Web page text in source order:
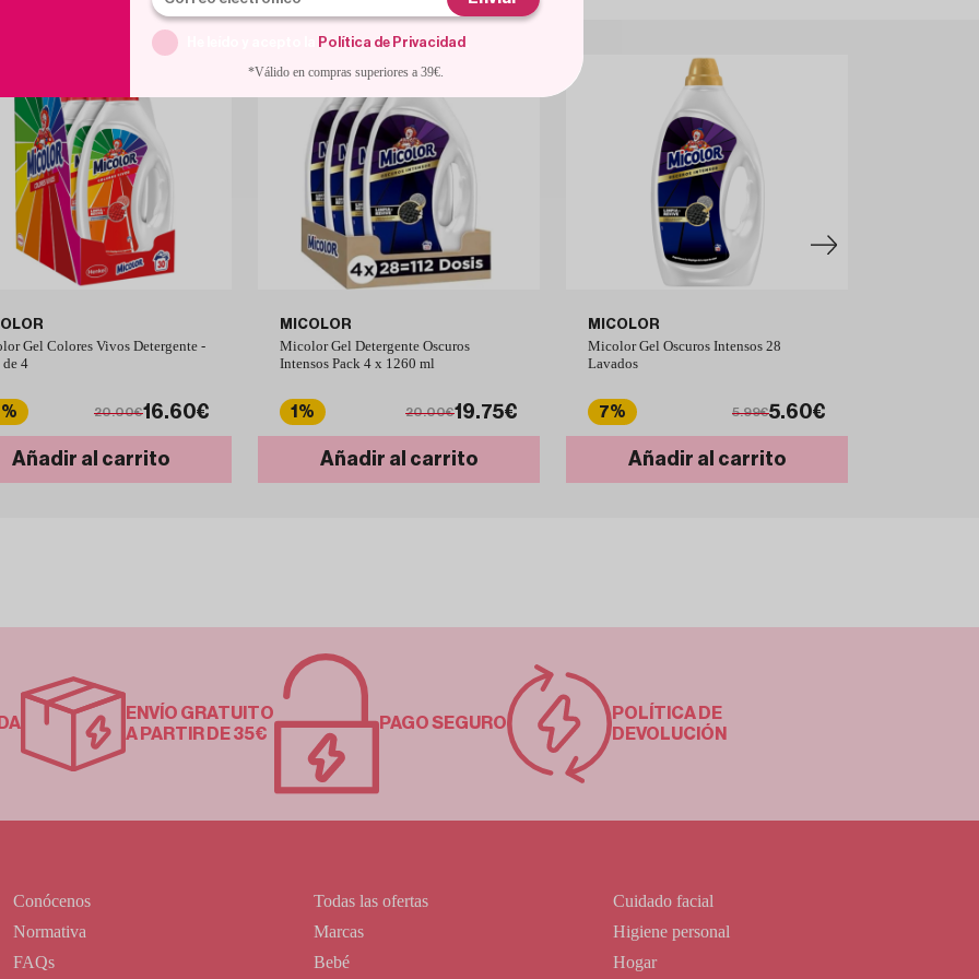
Gel Colores Vivos Detergente -
de 4
20.00€16.60€
Añadir al carrito
MICOLOR
Micolor Gel Detergente Oscuros
Intensos Pack 4 x 1260 ml
1% 20.00€19.75€
Añadir al carrito
MICOLOR
Micolor Gel Oscuros Intensos 28
Lavados
7% 5.99€5.60€
Añadir al carrito
ENVÍO GRATUITO
A PARTIR DE 35€
PAGO SEGURO
POLÍTICA DE
DEVOLUCIÓN
Conócenos
Normativa
FAQs
Todas las ofertas
Marcas
Bebé
Cuidado facial
Higiene personal
Hogar
Política de Privacidad
*Válido en compras superiores a 39€.